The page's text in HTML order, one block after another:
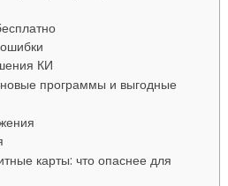
КИ
программы и выгодные
карты: что опаснее для